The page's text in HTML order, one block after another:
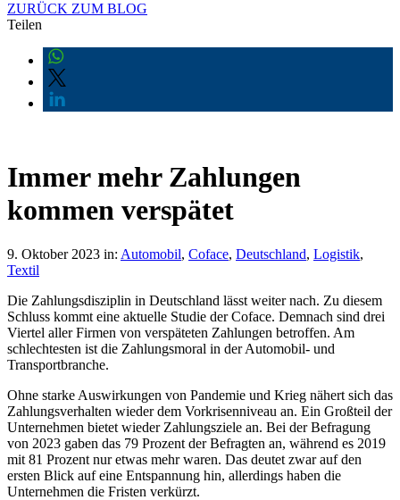
ZURÜCK ZUM BLOG
Teilen
Immer mehr Zahlungen
kommen verspätet
9. Oktober 2023 in: Automobil, Coface, Deutschland, Logistik,
Textil
Die Zahlungsdisziplin in Deutschland lässt weiter nach. Zu diesem
Schluss kommt eine aktuelle Studie der Coface. Demnach sind drei
Viertel aller Firmen von verspäteten Zahlungen betroffen. Am
schlechtesten ist die Zahlungsmoral in der Automobil- und
Transportbranche.
Ohne starke Auswirkungen von Pandemie und Krieg nähert sich das
Zahlungsverhalten wieder dem Vorkrisenniveau an. Ein Großteil der
Unternehmen bietet wieder Zahlungsziele an. Bei der Befragung
von 2023 gaben das 79 Prozent der Befragten an, während es 2019
mit 81 Prozent nur etwas mehr waren. Das deutet zwar auf den
ersten Blick auf eine Entspannung hin, allerdings haben die
Unternehmen die Fristen verkürzt.